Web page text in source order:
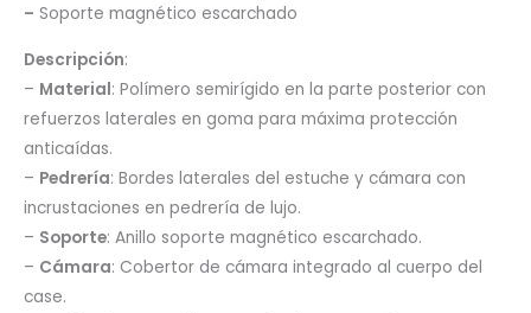
– Soporte magnético escarchado
Descripción:
– Material: Polímero semirígido en la parte posterior con
refuerzos laterales en goma para máxima protección
anticaídas.
– Pedrería: Bordes laterales del estuche y cámara con
incrustaciones en pedrería de lujo.
– Soporte: Anillo soporte magnético escarchado.
– Cámara: Cobertor de cámara integrado al cuerpo del
case.